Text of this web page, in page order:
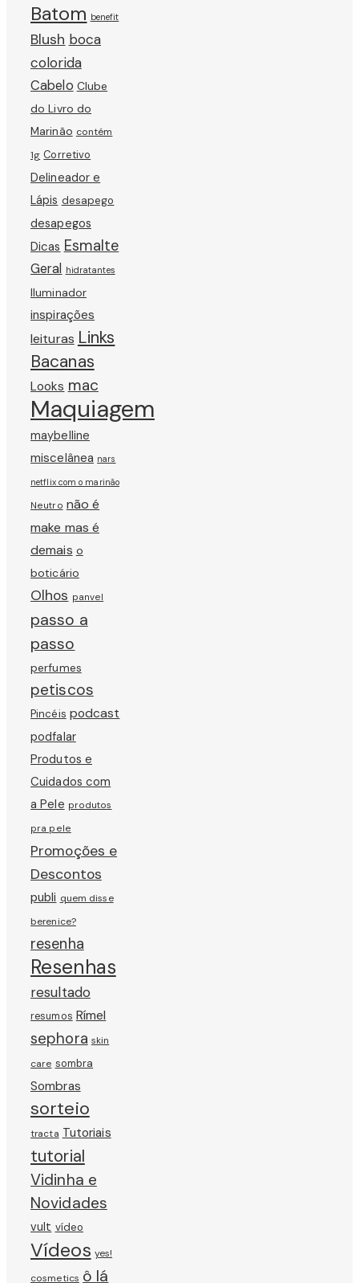
Batom benefit
Blush boca
colorida
Cabelo Clube
do Livro do
Marinão contém
1g Corretivo
Delineador e
Lápis desapego
desapegos
Dicas Esmalte
Geral hidratantes
Iluminador
inspirações
leituras Links
Bacanas
Looks mac
Maquiagem
maybelline
miscelânea nars
netflix com o marinão
Neutro não é
make mas é
demais o
boticário
Olhos panvel
passo a
passo
perfumes
petiscos
Pincéis podcast
podfalar
Produtos e
Cuidados com
a Pele produtos
pra pele
Promoções e
Descontos
publi quem disse
berenice?
resenha
Resenhas
resultado
resumos Rímel
sephora skin
care sombra
Sombras
sorteio
tracta Tutoriais
tutorial
Vidinha e
Novidades
vult vídeo
Vídeos yes!
cosmetics ô lá